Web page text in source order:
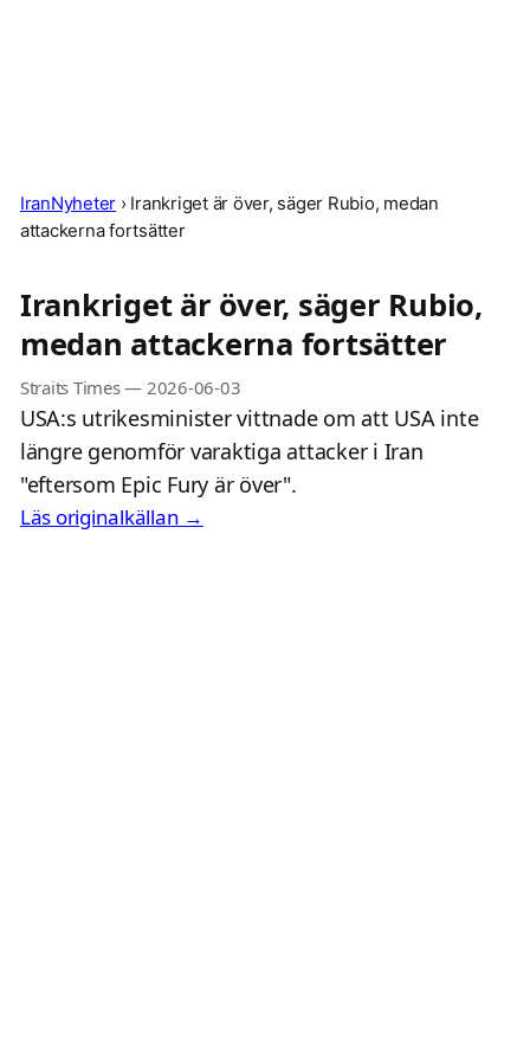
IranNyheter › Irankriget är över, säger Rubio, medan
attackerna fortsätter
Irankriget är över, säger Rubio,
medan attackerna fortsätter
Straits Times— 2026-06-03
USA:s utrikesminister vittnade om att USA inte
längre genomför varaktiga attacker i Iran
"eftersom Epic Fury är över".
Läs originalkällan →